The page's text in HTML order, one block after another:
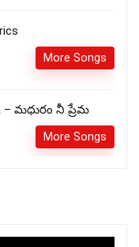
More Songs
– మధురం నీ ప్రేమ
More Songs